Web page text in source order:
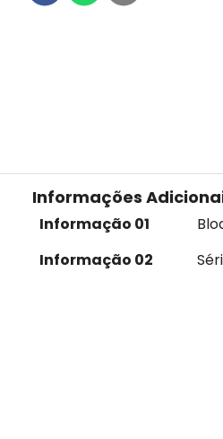
Informações
Informação 01
Informação 02